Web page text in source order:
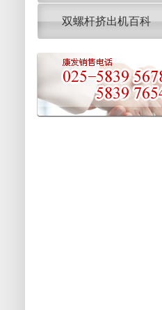
双螺杆挤出机百科